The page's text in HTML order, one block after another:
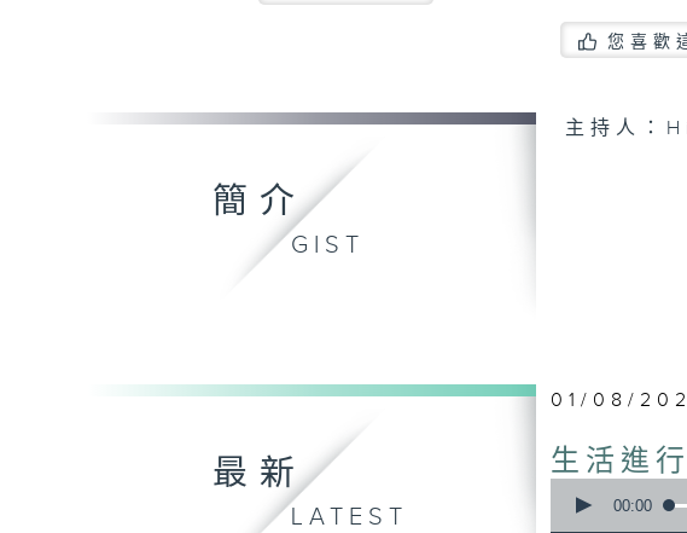
您喜歡
簡介
GIST
主持人：
最新
LATEST
01/08/
生活進
seconds
00:00